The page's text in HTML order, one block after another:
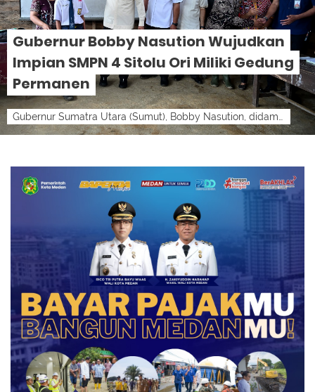
Gubernur Bobby Nasution Wujudkan
Impian SMPN 4 Sitolu Ori Miliki Gedung
Permanen